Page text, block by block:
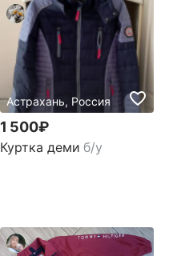
Астрахань, Россия
1 500₽
Куртка деми б/у